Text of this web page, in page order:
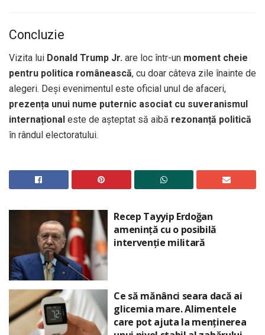
Concluzie
Vizita lui Donald Trump Jr. are loc într-un moment cheie
pentru politica românească, cu doar câteva zile înainte de
alegeri. Deși evenimentul este oficial unul de afaceri,
prezența unui nume puternic asociat cu suveranismul
internațional este de așteptat să aibă rezonanță politică
în rândul electoratului.
Recep Tayyip Erdoğan
amenință cu o posibilă
intervenție militară
Ce să mănânci seara dacă ai
glicemia mare. Alimentele
care pot ajuta la menținerea